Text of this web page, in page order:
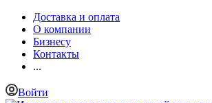
Доставка и оплата
О компании
Бизнесу
Контакты
...
Войти